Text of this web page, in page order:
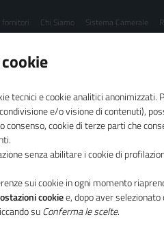
fornitori Chi Siamo Sistema Camerale
per il sistema camerale
delle Camere di commercio
tecnici e cookie analitici anonimizzati.
e/o visione di contenuti),
consenso, cookie di terze parti che
senza abilitare i cookie di
sui cookie in ogni momento
cookiee, dopo aver
suConferma le scelte.